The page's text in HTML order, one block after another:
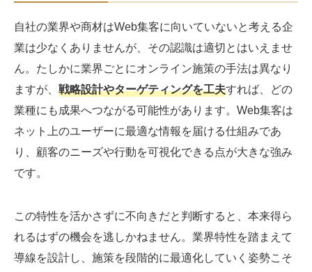
自社の業界や商材はWeb集客に向いていないと考える企
業は少なくありませんが、その認識は適切とはいえませ
ん。たしかに業界ごとにオンライン施策の手法は異なり
ますが、 戦略設計やターゲティングを工夫すれば、どの
業種にも成果へつながる可能性があります。Web集客は
ネット上のユーザーに最適な情報を届ける仕組みであ
り、顧客のニーズや行動を可視化できる点が大きな強み
です。
この特性を活かさずに不向きだと判断すると、本来得ら
れるはずの機会を逃しかねません。業界特性を踏まえて
導線を設計し、施策を段階的に最適化していく姿勢こそ